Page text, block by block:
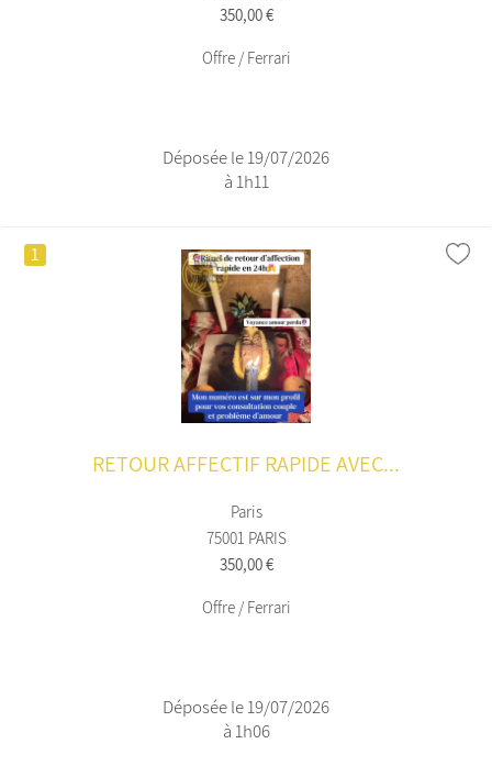
350,00 €
Offre / Ferrari
Déposée le 19/07/2026
à 1h11
1
RETOUR AFFECTIF RAPIDE AVEC...
Paris
75001 PARIS
350,00 €
Offre / Ferrari
Déposée le 19/07/2026
à 1h06